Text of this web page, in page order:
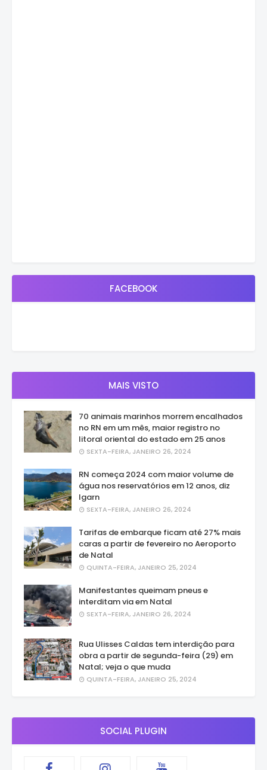
FACEBOOK
MAIS VISTO
70 animais marinhos morrem encalhados
no RN em um mês, maior registro no
litoral oriental do estado em 25 anos
SEXTA-FEIRA, JANEIRO 26, 2024
RN começa 2024 com maior volume de
água nos reservatórios em 12 anos, diz
Igarn
SEXTA-FEIRA, JANEIRO 26, 2024
Tarifas de embarque ficam até 27% mais
caras a partir de fevereiro no Aeroporto
de Natal
QUINTA-FEIRA, JANEIRO 25, 2024
Manifestantes queimam pneus e
interditam via em Natal
SEXTA-FEIRA, JANEIRO 26, 2024
Rua Ulisses Caldas tem interdição para
obra a partir de segunda-feira (29) em
Natal; veja o que muda
QUINTA-FEIRA, JANEIRO 25, 2024
SOCIAL PLUGIN